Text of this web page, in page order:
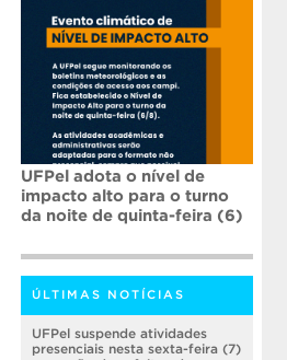
UFPel adota o nível de
impacto alto para o turno
da noite de quinta-feira (6)
ÚLTIMAS NOTÍCIAS
UFPel suspende atividades
presenciais nesta sexta-feira (7)